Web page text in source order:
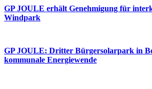
GP JOULE erhält Genehmigung für
Windpark
GP JOULE: Dritter Bürgersolarpark in
kommunale Energiewende